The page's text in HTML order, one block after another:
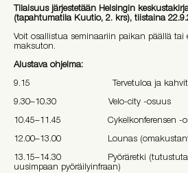
Tilaisuus järjestetään Helsingin
(tapahtumatila Kuutio, 2. krs), tiistaina
Voit osallistua seminaariin paikan päällä tai
maksuton.
Alustava ohjelma:
9.15 Tervetuloa ja kahvit
9.30–10.30 Velo-city -osuus
10.45–11.45 Cykelkonferensen -
12.00–13.00 Lounas
13.15–14.30 Pyöräretki
uusimpaan pyöräilyinfraan)